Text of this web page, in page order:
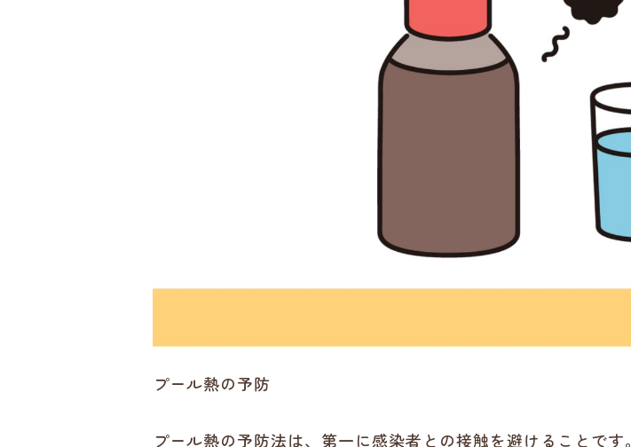
プール熱の予防
プール熱の予防法は、第一に感染者との接触を避けることです。